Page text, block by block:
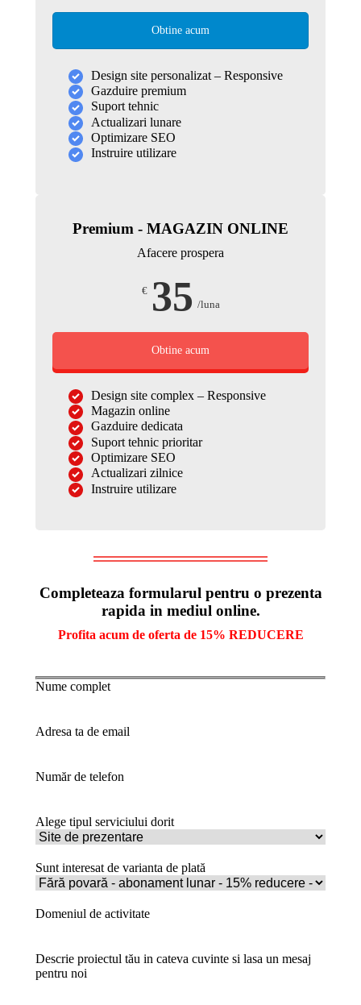
Obtine acum
Design site personalizat – Responsive
Gazduire premium
Suport tehnic
Actualizari lunare
Optimizare SEO
Instruire utilizare
Premium - MAGAZIN ONLINE
Afacere prospera
€ 35 /luna
Obtine acum
Design site complex – Responsive
Magazin online
Gazduire dedicata
Suport tehnic prioritar
Optimizare SEO
Actualizari zilnice
Instruire utilizare
Completeaza formularul pentru o prezenta
rapida in mediul online.
Profita acum de oferta de 15% REDUCERE
Nume complet
Adresa ta de email
Număr de telefon
Alege tipul serviciului dorit
Sunt interesat de varianta de plată
Domeniul de activitate
Descrie proiectul tău in cateva cuvinte si lasa un mesaj
pentru noi